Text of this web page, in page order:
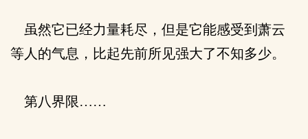
虽然它已经力量耗尽，但是它能感受到萧云
等人的气息，比起先前所见强大了不知多少。
第八界限……